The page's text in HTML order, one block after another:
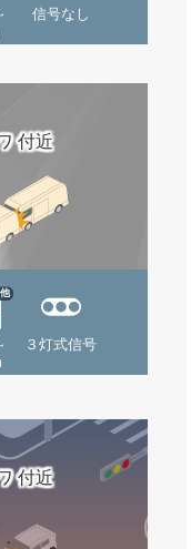
信号なし
付近
他
３灯式信号
付近